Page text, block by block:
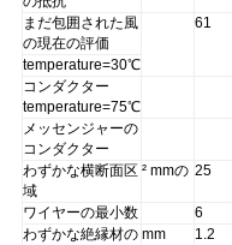
を
要
求
し
な
まだ包囲された風
の現在の評価
61
temperature=30℃
コンダクター
temperature=75℃
メッセンジャーの
コンダクター
わずかな横断面区
域
² mmの 25
ワイヤーの最小数 6
わずかな絶縁材の mm 1.2